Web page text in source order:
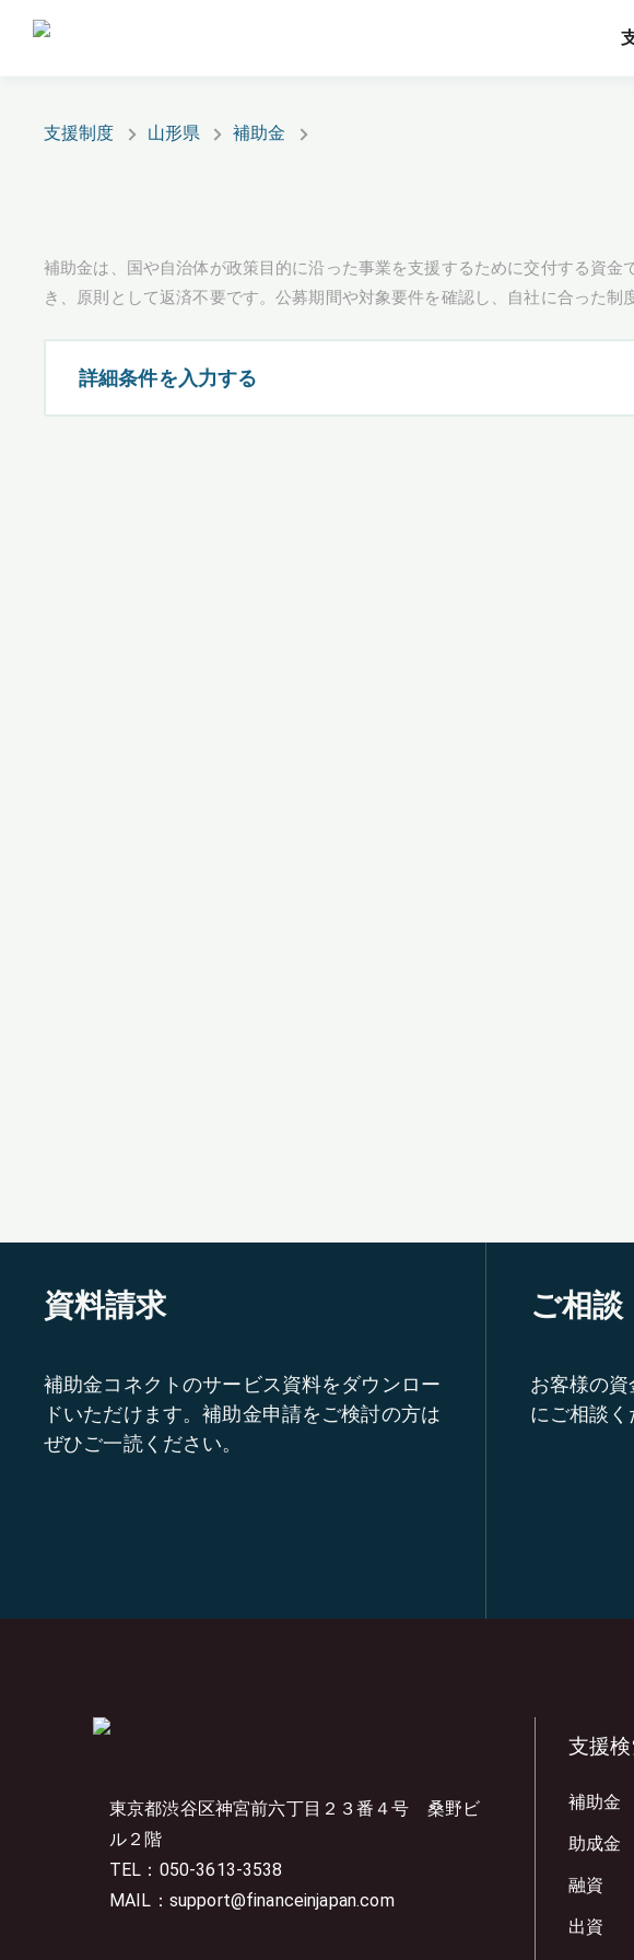
支援制度 山形県 補助金
補助金は、国や自治体が政策目的に沿った事業を支援するために交付する資
き、原則として返済不要です。公募期間や対象要件を確認し、自社に合った制
詳細条件を入力する
資料請求
補助金コネクトのサービス資料をダウンロー
ドいただけます。補助金申請をご検討の方は
ぜひご一読ください。
ご相
お客様の
にご相談く
東京都渋谷区神宮前六丁目２３番４号 桑野ビ
ル２階
TEL：050-3613-3538
MAIL：support@financeinjapan.com
支援
補助金
助成金
融資
出資